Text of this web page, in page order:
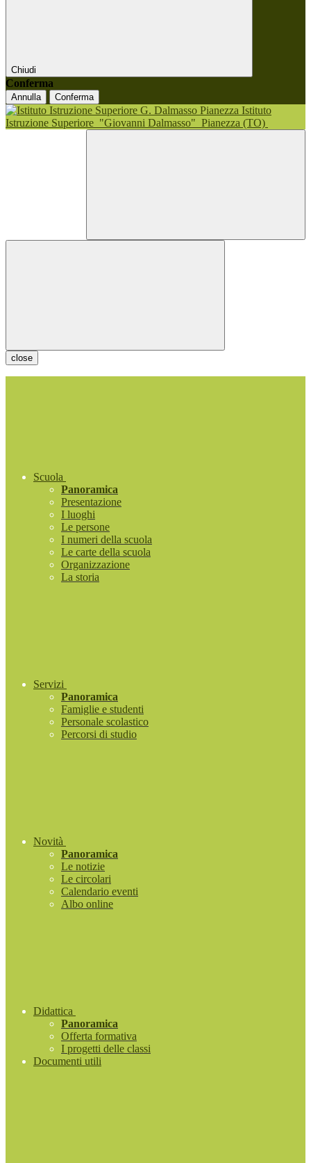
Chiudi
Conferma
Annulla Conferma
Istituto
Istruzione Superiore "Giovanni Dalmasso" Pianezza (TO)
close
Scuola
Panoramica
Presentazione
I luoghi
Le persone
I numeri della scuola
Le carte della scuola
Organizzazione
La storia
Servizi
Panoramica
Famiglie e studenti
Personale scolastico
Percorsi di studio
Novità
Panoramica
Le notizie
Le circolari
Calendario eventi
Albo online
Didattica
Panoramica
Offerta formativa
I progetti delle classi
Documenti utili